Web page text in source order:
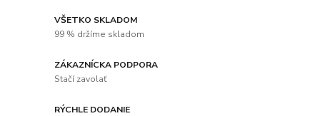
VŠETKO SKLADOM
99 % držíme skladom
ZÁKAZNÍCKA PODPORA
Stačí zavolať
RÝCHLE DODANIE